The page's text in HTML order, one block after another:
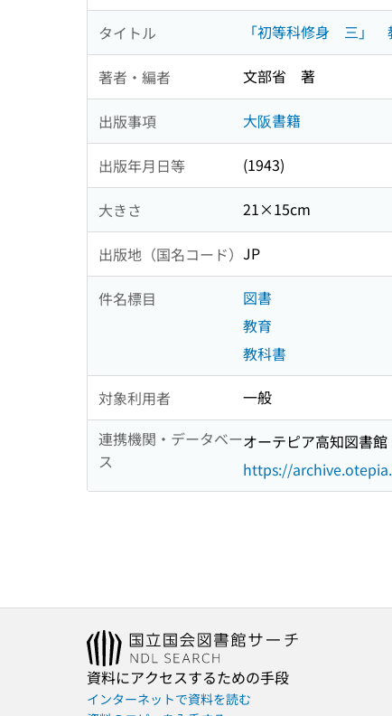
タイトル 「初等科修身 三」
著者・編者 文部省 著
出版事項 大阪書籍
出版年月日等 (1943)
大きさ 21×15cm
出版地（国名コード） JP
件名標目
図書
教育
教科書
対象利用者
一般
連携機関・データベー
ス
オーテピア高知図書
https://
資料にアクセスするための手段
インターネットで資料を読む